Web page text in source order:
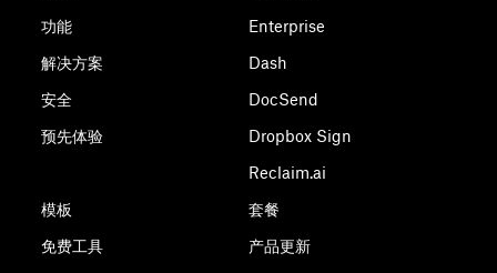
功能
解决方案
安全
预先体验
模板
免费工具
Enterprise
Dash
DocSend
Dropbox Sign
Reclaim.ai
套餐
产品更新